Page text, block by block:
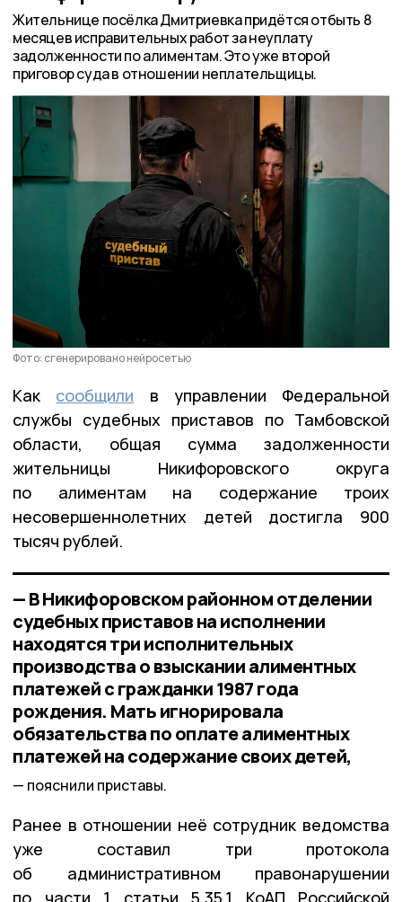
Жительнице посёлка Дмитриевка придётся отбыть 8
месяцев исправительных работ за неуплату
задолженности по алиментам. Это уже второй
приговор суда в отношении неплательщицы.
Фото: сгенерировано нейросетью
Как сообщили в управлении Федеральной
службы судебных приставов по Тамбовской
области, общая сумма задолженности
жительницы Никифоровского округа
по алиментам на содержание троих
несовершеннолетних детей достигла 900
тысяч рублей.
— В Никифоровском районном отделении
судебных приставов на исполнении
находятся три исполнительных
производства о взыскании алиментных
платежей с гражданки 1987 года
рождения. Мать игнорировала
обязательства по оплате алиментных
платежей на содержание своих детей,
пояснили приставы.
Ранее в отношении неё сотрудник ведомства
уже составил три протокола
об административном правонарушении